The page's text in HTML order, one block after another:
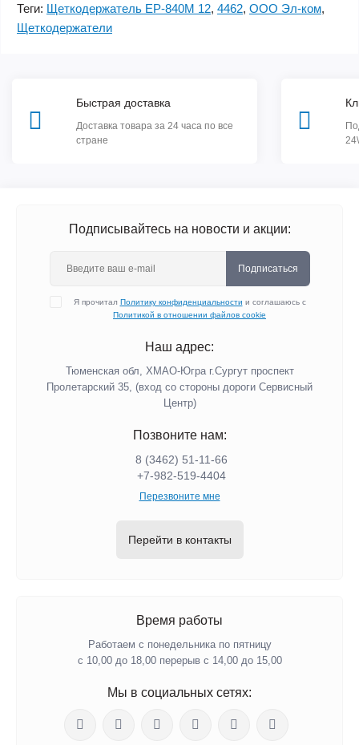
Теги: Щеткодержатель ЕР-840М 12, 4462, ООО Эл-ком,
Щеткодержатели
Быстрая доставка
Доставка товара за 24 часа по все
стране
Подписывайтесь на новости и акции:
Подписаться
Я прочитал Политику конфиденциальности и соглашаюсь с
Политикой в отношении файлов cookie
Наш адрес:
Тюменская обл, ХМАО-Югра г.Сургут проспект
Пролетарский 35, (вход со стороны дороги Сервисный
Центр)
Позвоните нам:
8 (3462) 51-11-66
+7-982-519-4404
Перезвоните мне
Перейти в контакты
Время работы
Работаем с понедельника по пятницу
с 10,00 до 18,00 перерыв с 14,00 до 15,00
Мы в социальных сетях: